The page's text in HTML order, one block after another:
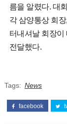
름을 알렸다. 대
각 삼양통상 회
터내셔날 회장
전달했다.
Tags: News
facebook